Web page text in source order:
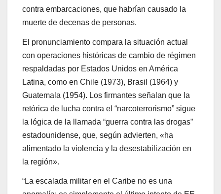
contra embarcaciones, que habrían causado la
muerte de decenas de personas.
El pronunciamiento compara la situación actual
con operaciones históricas de cambio de régimen
respaldadas por Estados Unidos en América
Latina, como en Chile (1973), Brasil (1964) y
Guatemala (1954). Los firmantes señalan que la
retórica de lucha contra el “narcoterrorismo” sigue
la lógica de la llamada “guerra contra las drogas”
estadounidense, que, según advierten, «ha
alimentado la violencia y la desestabilización en
la región».
“La escalada militar en el Caribe no es una